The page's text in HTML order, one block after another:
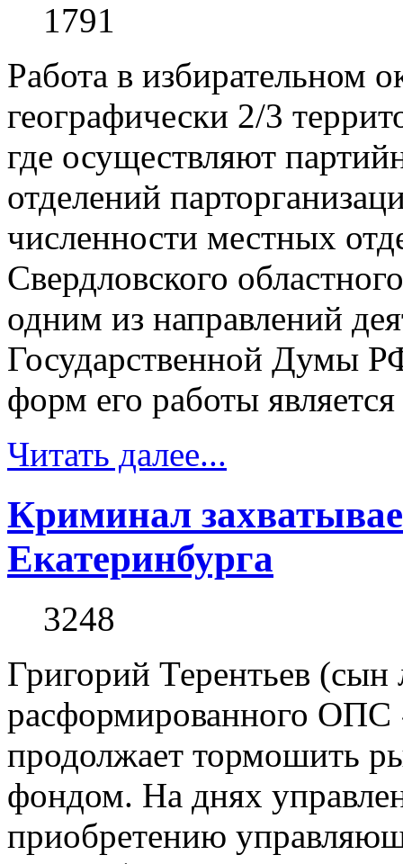
1791
Работа в избирательном
географически 2/3
где осуществляют
отделений
численности местных
Свердловского
одним из направлений
Государственной Думы
форм его работы
Читать далее...
Криминал
Екатеринбурга
3248
Григорий Терентьев (сын
расформированного ОПС
продолжает тормошить
фондом. На днях
приобретению